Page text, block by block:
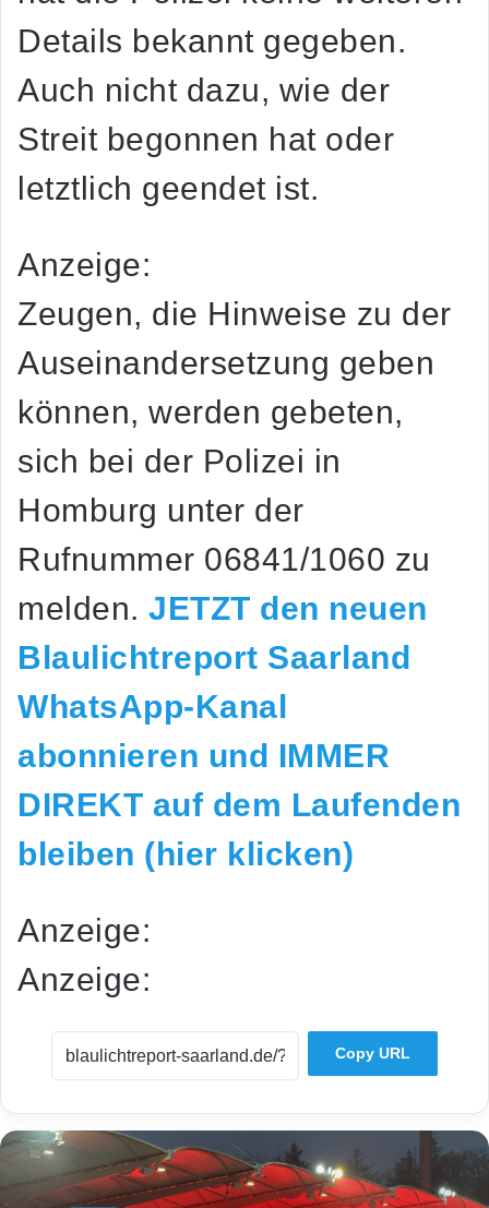
Details bekannt gegeben.
Auch nicht dazu, wie der
Streit begonnen hat oder
letztlich geendet ist.
Anzeige:
Zeugen, die Hinweise zu der
Auseinandersetzung geben
können, werden gebeten,
sich bei der Polizei in
Homburg unter der
Rufnummer 06841/1060 zu
melden. JETZT den neuen
Blaulichtreport Saarland
WhatsApp-Kanal
abonnieren und IMMER
DIREKT auf dem Laufenden
bleiben (hier klicken)
Anzeige:
Anzeige:
Copy URL